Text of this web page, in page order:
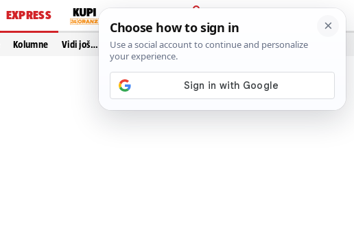
EXPRESS
PRIJAVA
Kolumne Vidi još…